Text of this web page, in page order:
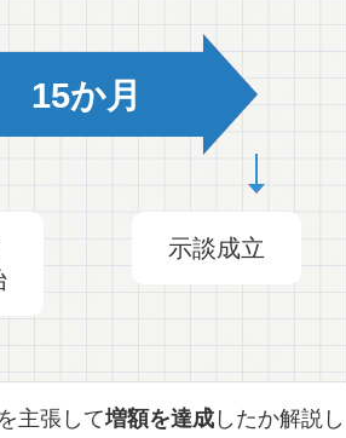
15か月
示談成立
主張して増額を達成 したか解説し